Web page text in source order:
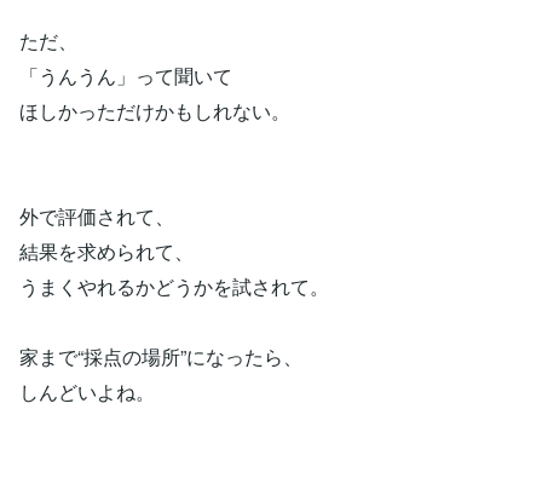
ただ、
「うんうん」って聞いて
ほしかっただけかもしれない。
外で評価されて、
結果を求められて、
うまくやれるかどうかを試されて。
家まで“採点の場所”になったら、
しんどいよね。